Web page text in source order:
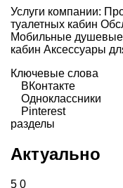
Услуги компании:
туалетных кабин
Мобильные душевые
кабин Аксессуары
Ключевые слова
ВКонтакте
Одноклассники
Pinterest
разделы
Актуально
5 0